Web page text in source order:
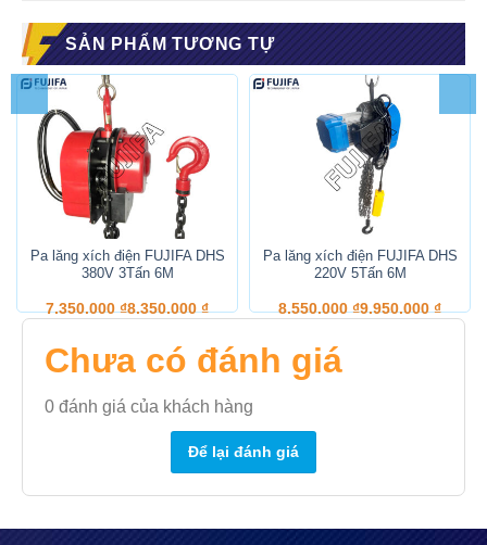
SẢN PHẨM TƯƠNG TỰ
Pa lăng xích điện FUJIFA DHS
380V 3Tấn 6M
7.350.000₫8.350.000₫
Pa lăng xích điện FUJIFA DHS
220V 5Tấn 6M
8.550.000₫9.950.000₫
Chưa có đánh giá
0 đánh giá của khách hàng
Để lại đánh giá